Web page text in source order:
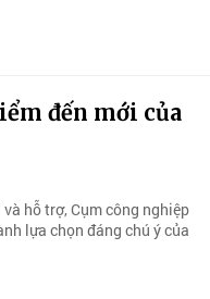
đến mới của
hỗ trợ, Cụm công nghiệp
lựa chọn đáng chú ý của